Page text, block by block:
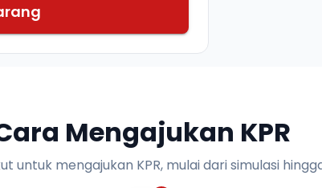
Mengajukan KPR
untuk mengajukan KPR, mulai dari simulasi